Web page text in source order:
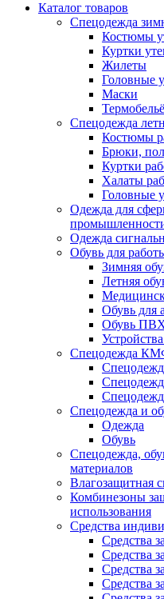
Каталог товаров
Спецодежда
Костюмы
Куртки
Жилеты
Головные
Маски
Термобельё
Спецодежда
Костюмы
Брюки,
Куртки
Халаты
Головные
Одежда для
Одежда
Обувь для
Зимняя
Летняя
Обувь для
Обувь
Спецодежда
Спецодежда и
Одежда
Обувь
Спецодежда,
материалов
Влагозащитная
Комбинезоны
использования
Средства
Средства
Средства
Средства
Средства